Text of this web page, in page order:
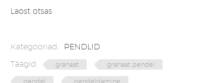
Laost otsas
Kategooriad:
PENDLID
Täägid:
granaat granaat pendel
pendel pendeldamine